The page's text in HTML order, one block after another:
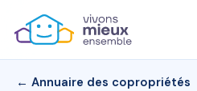
← Annuaire des copropriétés